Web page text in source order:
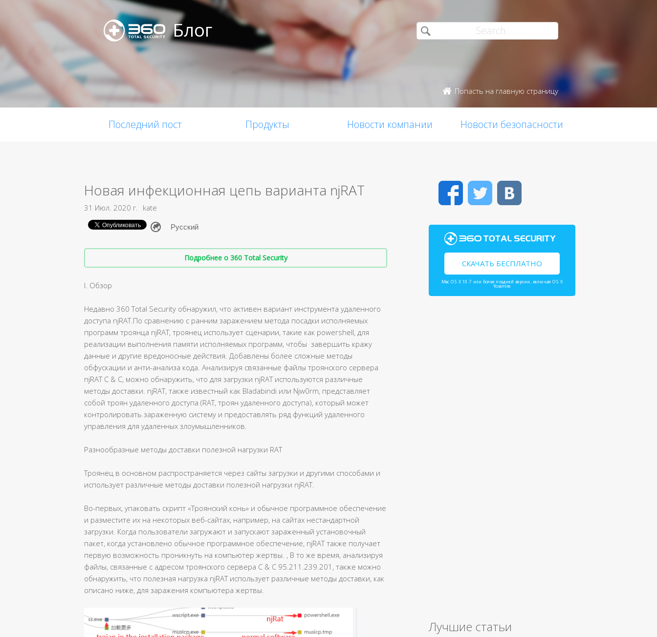
Блог
Попасть на главную страницу
Последний пост Продукты Новости компании Новости безопасности
Новая инфекционная цепь варианта njRAT
31 Июл. 2020 г. kate
Подробнее о 360 Total Security
I. Обзор
Недавно 360 Total Security обнаружил, что активен вариант инструмента удаленного
доступа njRAT.По сравнению с ранним заражением метода посадки исполняемых
программ троянца njRAT, троянец использует сценарии, такие как powershell, для
реализации выполнения памяти исполняемых программ, чтобы завершить кражу
данные и другие вредоносные действия. Добавлены более сложные методы
обфускации и анти-анализа кода. Анализируя связанные файлы троянского сервера
njRAT C & C, можно обнаружить, что для загрузки njRAT используются различные
методы доставки. njRAT, также известный как Bladabindi или Njw0rm, представляет
собой троян удаленного доступа (RAT, троян удаленного доступа), который может
контролировать зараженную систему и предоставлять ряд функций удаленного
управления для удаленных злоумышленников.
Разнообразные методы доставки полезной нагрузки RAT
Троянец в основном распространяется через сайты загрузки и другими способами и
использует различные методы доставки полезной нагрузки njRAT.
Во-первых, упаковать скрипт «Троянский конь» и обычное программное обеспечение
и разместите их на некоторых веб-сайтах, например, на сайтах нестандартной
загрузки. Когда пользователи загружают и запускают зараженный установочный
пакет, когда установлено обычное программное обеспечение, njRAT также получает
первую возможность проникнуть на компьютер жертвы. , В то же время, анализируя
файлы, связанные с адресом троянского сервера C & C 95.211.239.201, также можно
обнаружить, что полезная нагрузка njRAT использует различные методы доставки, как
описано ниже, для заражения компьютера жертвы.
FacebookTwitter
СКАЧАТЬ БЕСПЛАТНО
Mac OS X 10.7 или более поздней версии, включая OS X
Yosemite
Лучшие статьи